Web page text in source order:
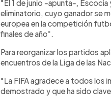
"El 1 de junio -apunta-, Escocia
eliminatorio, cuyo ganador se
europea en la competición
finales de año".
Para reorganizar los partidos
encuentros de la Liga de las
"La FIFA agradece a todos los
demostrado y que ha sido